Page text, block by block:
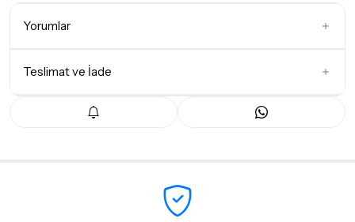
Yorumlar
Teslimat ve İade
Teslimat Koşulları
tatil günlerinde teslimat yapılamamaktadır.
doremusic Sevkiyat Ekibi